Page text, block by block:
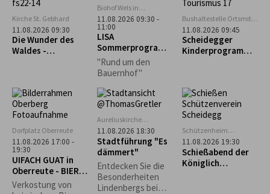
Kirche St. Gebhard
11.08.2026 09:30
Die Wunder des
Waldes -
Biohof Wels in
Oberthalhofen
11.08.2026 09:30 -
11:00
LISA
Sommerprogramm
: Hofeinblicke
"Rund um den
Bauernhof"
Bushaltestelle Ortsmitte
Scheidegg
11.08.2026 09:45
Scheidegger
Kinderprogramm:
Heim in Scheffau
Dorfplatz Oberreute
11.08.2026 17:00 -
19:30
UIFACH GUAT in
Oberreute - BIER &
KÄSE
Verkostung von
Aureliuskirche
Lindenberg
11.08.2026 18:30
Stadtführung "Es
dämmert"
Entdecken Sie die
Besonderheiten
Lindenbergs bei
Schützenheim
Scheidegg
(ehem. Lokschuppen)
11.08.2026 19:30
Schießabend der
Königlich